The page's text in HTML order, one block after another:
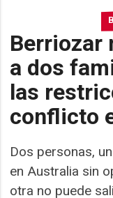
Berriozar
a dos
las
conflicto
Dos personas,
en Australia sin
otra no puede